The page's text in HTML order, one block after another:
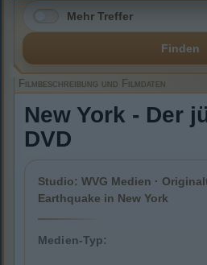
Mehr Treffer
Finden
Filmbeschreibung und Filmdaten
New York - Der
DVD
Studio: WVG Medien ·
Earthquake in New York
Medien-Typ: